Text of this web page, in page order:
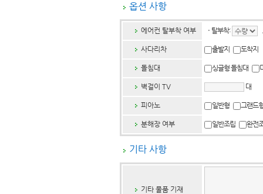
옵션 사항
에어컨 탈부착 여부 ㆍ 탈부착:
사다리차 출발지 도착지
돌침대 싱글형 돌침대
벽걸이 TV 대
피아노 일반형 그랜드
분해장 여부 일반조립 완전
기타 사항
기타 물품 기재